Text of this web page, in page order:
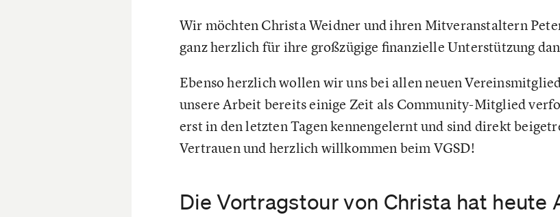
Wir möchten Christa Weidner und ihren Mitveranstaltern
ganz herzlich für ihre großzügige finanzielle Unterstützung
Ebenso herzlich wollen wir uns bei allen neuen
unsere Arbeit bereits einige Zeit als Community-Mitglied
erst in den letzten Tagen kennengelernt und sind direkt
Vertrauen und herzlich willkommen beim VGSD!
Die Vortragstour von Christa hat heute